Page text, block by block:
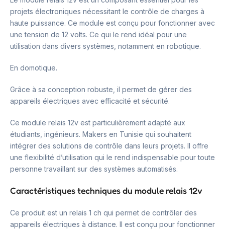
projets électroniques nécessitant le contrôle de charges à
haute puissance. Ce module est conçu pour fonctionner avec
une tension de 12 volts. Ce qui le rend idéal pour une
utilisation dans divers systèmes, notamment en robotique.
En domotique.
Grâce à sa conception robuste, il permet de gérer des
appareils électriques avec efficacité et sécurité.
Ce module relais 12v est particulièrement adapté aux
étudiants, ingénieurs. Makers en Tunisie qui souhaitent
intégrer des solutions de contrôle dans leurs projets. Il offre
une flexibilité d’utilisation qui le rend indispensable pour toute
personne travaillant sur des systèmes automatisés.
Caractéristiques techniques du module relais 12v
Ce produit est un relais 1 ch qui permet de contrôler des
appareils électriques à distance. Il est conçu pour fonctionner